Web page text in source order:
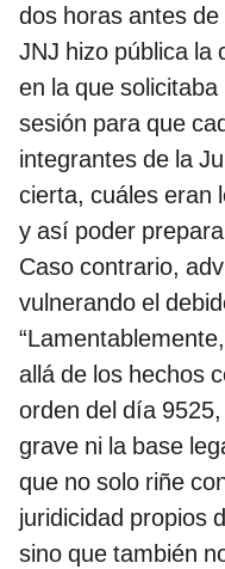
dos horas antes
JNJ hizo pública la
en la que
sesión para que
integrantes de la
cierta, cuáles eran
y así poder
Caso contrario,
vulnerando el
allá de los hechos
orden del día
grave ni la base
que no solo riñe
juridicidad propios
sino que también